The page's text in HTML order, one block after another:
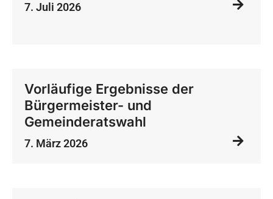
7. Juli 2026
Vorläufige Ergebnisse der
Bürgermeister- und
Gemeinderatswahl
7. März 2026